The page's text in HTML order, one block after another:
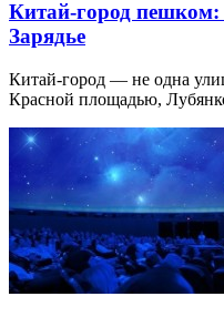
Китай-город
Зарядье
Китай-город — не одна
Красной площадью,